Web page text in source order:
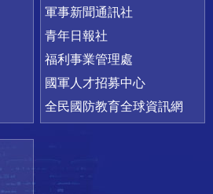
軍事新聞通訊社
青年日報社
福利事業管理處
國軍人才招募中心
全民國防教育全球資訊網